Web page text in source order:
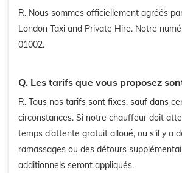
R. Nous sommes officiellement agréés
London Taxi and Private Hire. Notre
01002.
Q. Les tarifs que vous proposez
R. Tous nos tarifs sont fixes, sauf dans
circonstances. Si notre chauffeur doit
temps d’attente gratuit alloué, ou s’il y a
ramassages ou des détours
additionnels seront appliqués.